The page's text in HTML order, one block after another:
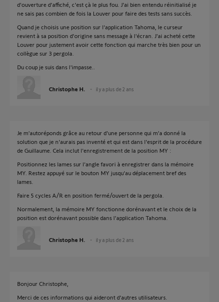
d'ouverture d'affiché, c'est çà le plus fou. J'ai bien entendu réinitialisé je
ne sais pas combien de fois la Louver pour faire des tests sans succès.
Quand je choisis une position sur l'application Tahoma, le curseur
revient à sa position d'origine sans message à l'écran. J'ai acheté cette
Louver pour justement avoir cette fonction qui marche très bien pour un
collègue sur 3 pergola.
Du coup je suis dans l'impasse..
Christophe H. il y a plus de 2 ans
Je m'autoréponds grâce au retour d'une personne qui m'a donné la
solution que je n'aurais pas inventé et qui est dans l'esprit de la procédure
de Guillaume. Cela inclut l'enregistrement de la position MY :
Positionnez les lames sur l'angle favori à enregistrer dans la mémoire
MY. Restez appuyé sur le bouton MY jusqu'au déplacement bref des
lames.
Faire 5 cycles A/R en position fermé/ouvert de la pergola.
Normalement, la mémoire MY fonctionne dorénavant et le choix de la
position est dorénavant possible dans l'application Tahoma.
Christophe H. il y a plus de 2 ans
Bonjour Christophe,
Merci de ces informations qui aideront d'autres utilisateurs.